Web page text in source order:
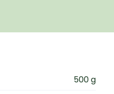
500 g